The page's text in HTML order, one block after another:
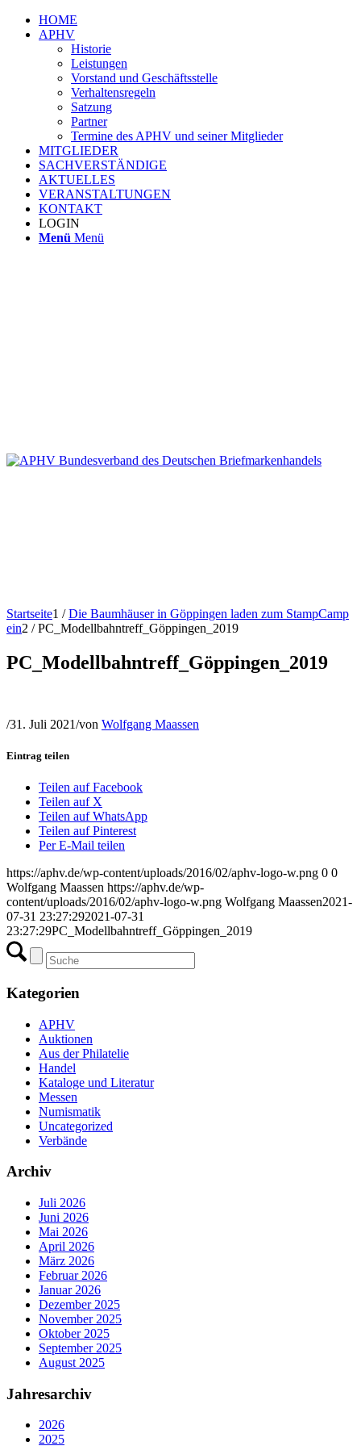
HOME
APHV
Historie
Leistungen
Vorstand und Geschäftsstelle
Verhaltensregeln
Satzung
Partner
Termine des APHV und seiner Mitglieder
MITGLIEDER
SACHVERSTÄNDIGE
AKTUELLES
VERANSTALTUNGEN
KONTAKT
LOGIN
Menü Menü
Startseite1 / Die Baumhäuser in Göppingen laden zum StampCamp
ein2 / PC_Modellbahntreff_Göppingen_2019
PC_Modellbahntreff_Göppingen_2019
/31. Juli 2021/von Wolfgang Maassen
Eintrag teilen
Teilen auf Facebook
Teilen auf X
Teilen auf WhatsApp
Teilen auf Pinterest
Per E-Mail teilen
https://aphv.de/wp-content/uploads/2016/02/aphv-logo-w.png 0 0
Wolfgang Maassen https://aphv.de/wp-
content/uploads/2016/02/aphv-logo-w.png Wolfgang Maassen2021-
07-31 23:27:292021-07-31
23:27:29PC_Modellbahntreff_Göppingen_2019
Kategorien
APHV
Auktionen
Aus der Philatelie
Handel
Kataloge und Literatur
Messen
Numismatik
Uncategorized
Verbände
Archiv
Juli 2026
Juni 2026
Mai 2026
April 2026
März 2026
Februar 2026
Januar 2026
Dezember 2025
November 2025
Oktober 2025
September 2025
August 2025
Jahresarchiv
2026
2025